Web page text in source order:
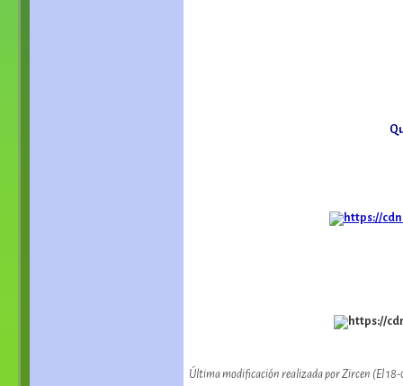
Última modificación realizada por Zircen (El